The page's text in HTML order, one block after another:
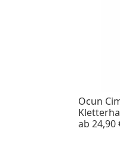
Ocun
ab 24,90